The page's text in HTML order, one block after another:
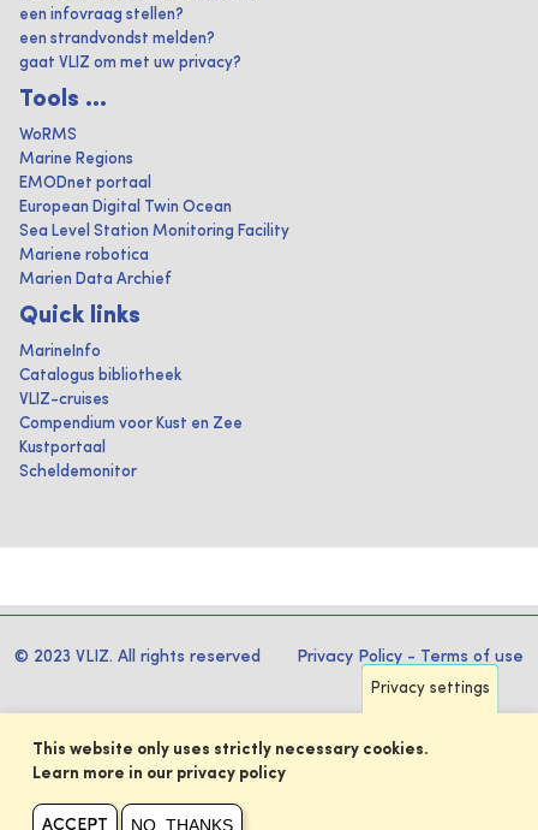
een infovraag stellen?
een strandvondst melden?
gaat VLIZ om met uw privacy?
Tools ...
WoRMS
Marine Regions
EMODnet portaal
European Digital Twin Ocean
Sea Level Station Monitoring Facility
Mariene robotica
Marien Data Archief
Quick links
MarineInfo
Catalogus bibliotheek
VLIZ-cruises
Compendium voor Kust en Zee
Kustportaal
Scheldemonitor
© 2023 VLIZ. All rights reserved Privacy Policy - Terms of use
Privacy settings
This website only uses strictly necessary cookies.
Learn more in our privacy policy
ACCEPT NO, THANKS